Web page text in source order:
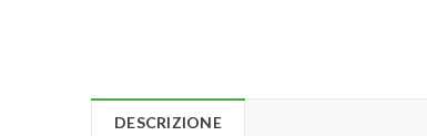
DESCRIZIONE